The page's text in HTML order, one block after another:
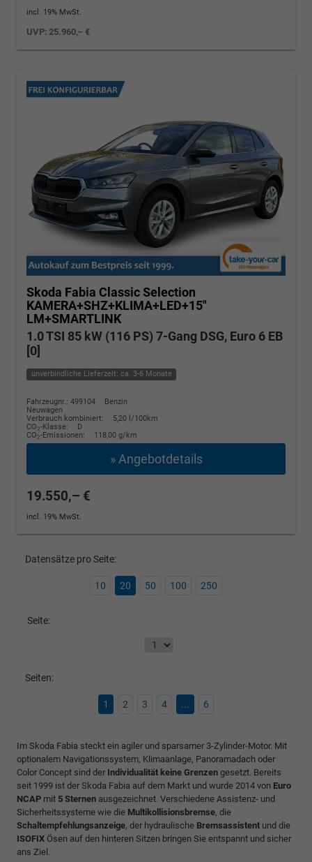
incl. 19% MwSt.
UVP:25.960,– €
Skoda Fabia Classic Selection
KAMERA+SHZ+KLIMA+LED+15"
LM+SMARTLINK
1.0 TSI 85 kW (116 PS) 7-Gang DSG, Euro 6 EB
[0]
unverbindliche Lieferzeit: ca. 3-6 Monate
Fahrzeugnr.: 499104
Benzin
Neuwagen
Verbrauch kombiniert:
5,20 l/100km
CO2-Klasse:
D
CO2-Emissionen: 118,00 g/km
» Angebotdetails
19.550,– €
incl. 19% MwSt.
Datensätze pro Seite:
10 20 50 100 250
Seite:
Seiten:
1 2 3 4 ... 6
Im Skoda Fabia steckt ein agiler und sparsamer 3-Zylinder-Motor. Mit
optionalem Navigationssystem, Klimaanlage, Panoramadach oder
Color Concept sind der Individualität keine Grenzen gesetzt. Bereits
seit 1999 ist der Skoda Fabia auf dem Markt und wurde 2014 von Euro
NCAP mit 5 Sternen ausgezeichnet. Verschiedene Assistenz- und
Sicherheitssysteme wie die Multikollisionsbremse, die
Schaltempfehlungsanzeige, der hydraulische Bremsassistent und die
ISOFIX Ösen auf den hinteren Sitzen bringen Sie entspannt und sicher
ans Ziel.